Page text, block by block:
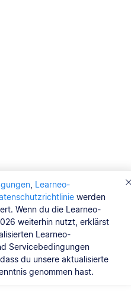
, Learneo-
werden
Wenn du die Learneo-
weiterhin nutzt, erklärst
Learneo-
Servicebedingungen
du unsere aktualisierte
genommen hast.